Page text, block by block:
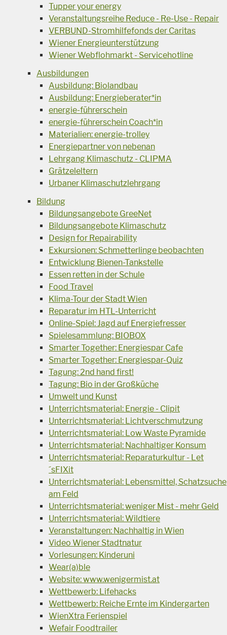
Tupper your energy
Veranstaltungsreihe Reduce - Re-Use - Repair
VERBUND-Stromhilfefonds der Caritas
Wiener Energieunterstützung
Wiener Webflohmarkt - Servicehotline
Ausbildungen
Ausbildung: Biolandbau
Ausbildung: Energieberater*in
energie-führerschein
energie-führerschein Coach*in
Materialien: energie-trolley
Energiepartner von nebenan
Lehrgang Klimaschutz - CLIPMA
Grätzeleltern
Urbaner Klimaschutzlehrgang
Bildung
Bildungsangebote GreeNet
Bildungsangebote Klimaschutz
Design for Repairability
Exkursionen: Schmetterlinge beobachten
Entwicklung Bienen-Tankstelle
Essen retten in der Schule
Food Travel
Klima-Tour der Stadt Wien
Reparatur im HTL-Unterricht
Online-Spiel: Jagd auf Energiefresser
Spielesammlung: BIOBOX
Smarter Together: Energiespar Cafe
Smarter Together: Energiespar-Quiz
Tagung: 2nd hand first!
Tagung: Bio in der Großküche
Umwelt und Kunst
Unterrichtsmaterial: Energie - Clipit
Unterrichtsmaterial: Lichtverschmutzung
Unterrichtsmaterial: Low Waste Pyramide
Unterrichtsmaterial: Nachhaltiger Konsum
Unterrichtsmaterial: Reparaturkultur - Let
´sFIXit
Unterrichtsmaterial: Lebensmittel, Schatzsuche
am Feld
Unterrichtsmaterial: weniger Mist - mehr Geld
Unterrichtsmaterial: Wildtiere
Veranstaltungen: Nachhaltig in Wien
Video Wiener Stadtnatur
Vorlesungen: Kinderuni
Wear(a)ble
Website: www.wenigermist.at
Wettbewerb: Lifehacks
Wettbewerb: Reiche Ernte im Kindergarten
WienXtra Ferienspiel
Wefair Foodtrailer